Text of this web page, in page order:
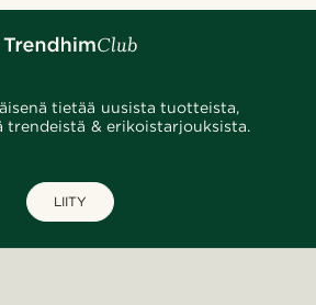
tietää uusista tuotteista,
trendeistä & erikoistarjouksista.
LIITY